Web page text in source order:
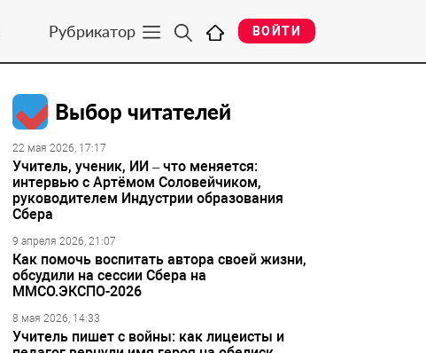
Рубрикатор ВОЙТИ
Выбор читателей
22 мая 2026, 17:17
Учитель, ученик, ИИ – что меняется:
интервью с Артёмом Соловейчиком,
руководителем Индустрии образования
Сбера
9 апреля 2026, 21:07
Как помочь воспитать автора своей жизни,
обсудили на сессии Сбера на
ММСО.ЭКСПО-2026
8 мая 2026, 14:33
Учитель пишет с войны: как лицеисты и